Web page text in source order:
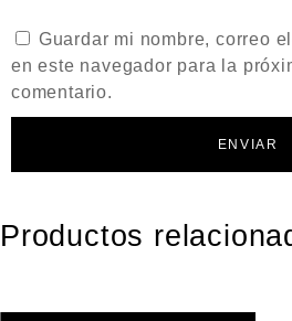
Guardar mi nombre, correo
en este navegador para la
comentario.
Productos